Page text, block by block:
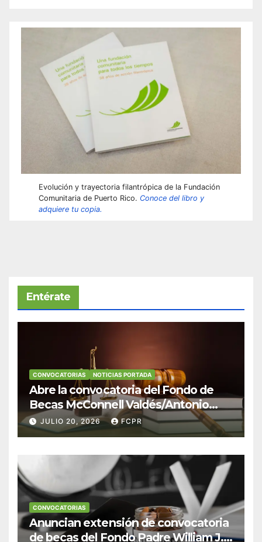
Evolución y trayectoria filantrópica de la Fundación
Comunitaria de Puerto Rico. Conoce del libro y
adquiere tu copia.
Entérate
CONVOCATORIAS NOTICIAS PORTADA
Abre la convocatoria del Fondo de
Becas McConnell Valdés/Antonio
Escudero Viera para estudiantes de
Derecho en Puerto Rico
JULIO 20, 2026 FCPR
CONVOCATORIAS
Anuncian extensión de convocatoria
de becas del Fondo Padre William J.